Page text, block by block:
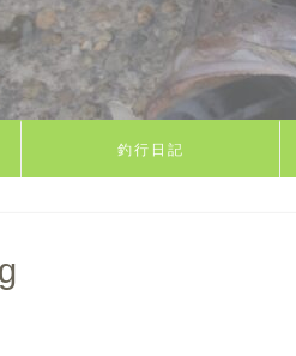
釣行日記